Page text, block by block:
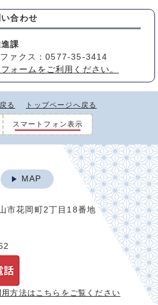
合わせ
課
ァクス：0577-35-3414
ォームをご利用ください。
る トップページへ戻る
スマートフォン表示
MAP
市花岡町2丁目18番地
方法は こちらをご覧ください